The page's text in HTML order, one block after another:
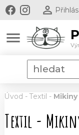
menu
Úvod -Textil -
Textil -